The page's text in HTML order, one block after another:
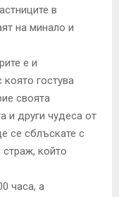
в
на минало и
е и
която гостува
своята
и други чудеса от
се сблъскате с
който
часа, а